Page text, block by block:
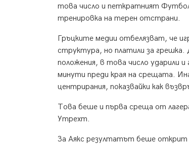
това число и петкратният
тренировка на терен отстрани.
Гръцките медии отбелязват, че
структура, но платили за
положения, в това число ударили
минути преди края на срещата.
центрирания, показвайки как
Това беше и първа среща от
Утрехт.
За Аякс резултатът беше открит